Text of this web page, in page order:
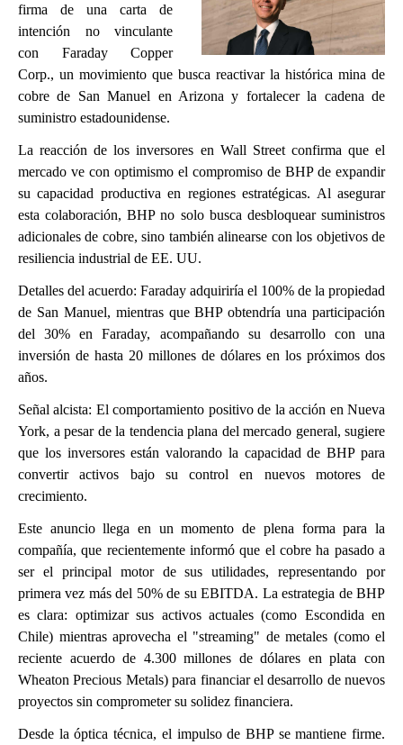
firma de una carta de
intención no vinculante
con Faraday Copper
Corp., un movimiento que busca reactivar la histórica mina de
cobre de San Manuel en Arizona y fortalecer la cadena de
suministro estadounidense.
La reacción de los inversores en Wall Street confirma que el
mercado ve con optimismo el compromiso de BHP de expandir
su capacidad productiva en regiones estratégicas. Al asegurar
esta colaboración, BHP no solo busca desbloquear suministros
adicionales de cobre, sino también alinearse con los objetivos de
resiliencia industrial de EE. UU.
Detalles del acuerdo: Faraday adquiriría el 100% de la propiedad
de San Manuel, mientras que BHP obtendría una participación
del 30% en Faraday, acompañando su desarrollo con una
inversión de hasta 20 millones de dólares en los próximos dos
años.
Señal alcista: El comportamiento positivo de la acción en Nueva
York, a pesar de la tendencia plana del mercado general, sugiere
que los inversores están valorando la capacidad de BHP para
convertir activos bajo su control en nuevos motores de
crecimiento.
Este anuncio llega en un momento de plena forma para la
compañía, que recientemente informó que el cobre ha pasado a
ser el principal motor de sus utilidades, representando por
primera vez más del 50% de su EBITDA. La estrategia de BHP
es clara: optimizar sus activos actuales (como Escondida en
Chile) mientras aprovecha el "streaming" de metales (como el
reciente acuerdo de 4.300 millones de dólares en plata con
Wheaton Precious Metals) para financiar el desarrollo de nuevos
proyectos sin comprometer su solidez financiera.
Desde la óptica técnica, el impulso de BHP se mantiene firme.